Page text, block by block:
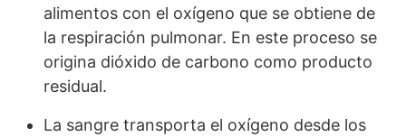
alimentos con el oxígeno que se obtiene de
la respiración pulmonar. En este proceso se
origina dióxido de carbono como producto
residual.
La sangre transporta el oxígeno desde los